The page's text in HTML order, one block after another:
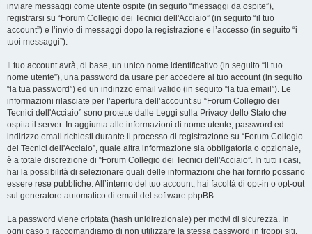
inviare messaggi come utente ospite (in seguito “messaggi da ospite”),
registrarsi su “Forum Collegio dei Tecnici dell'Acciaio” (in seguito “il tuo
account”) e l’invio di messaggi dopo la registrazione e l’accesso (in seguito “i
tuoi messaggi”).
Il tuo account avrà, di base, un unico nome identificativo (in seguito “il tuo
nome utente”), una password da usare per accedere al tuo account (in seguito
“la tua password”) ed un indirizzo email valido (in seguito “la tua email”). Le
informazioni rilasciate per l’apertura dell’account su “Forum Collegio dei
Tecnici dell'Acciaio” sono protette dalle Leggi sulla Privacy dello Stato che
ospita il server. In aggiunta alle informazioni di nome utente, password ed
indirizzo email richiesti durante il processo di registrazione su “Forum Collegio
dei Tecnici dell'Acciaio”, quale altra informazione sia obbligatoria o opzionale,
è a totale discrezione di “Forum Collegio dei Tecnici dell'Acciaio”. In tutti i casi,
hai la possibilità di selezionare quali delle informazioni che hai fornito possano
essere rese pubbliche. All’interno del tuo account, hai facoltà di opt-in o opt-out
sul generatore automatico di email del software phpBB.
La password viene criptata (hash unidirezionale) per motivi di sicurezza. In
ogni caso ti raccomandiamo di non utilizzare la stessa password in troppi siti.